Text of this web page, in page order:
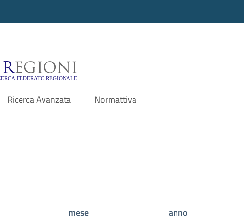
- Motore di ricerca
Ricerca Avanzata Normattiva
mese
anno